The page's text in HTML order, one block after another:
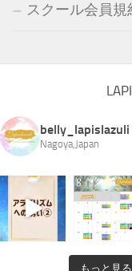
スクール会員規
belly_lapislazuli
Nagoya,Japan
もっと見る